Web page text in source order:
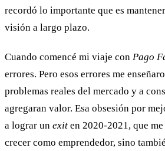
recordó lo importante que es
visión a largo plazo.
Cuando comencé mi viaje con Pago
errores. Pero esos errores me
problemas reales del mercado y a
agregaran valor. Esa obsesión por
a lograr un exit en 2020-2021, que
crecer como emprendedor, sino